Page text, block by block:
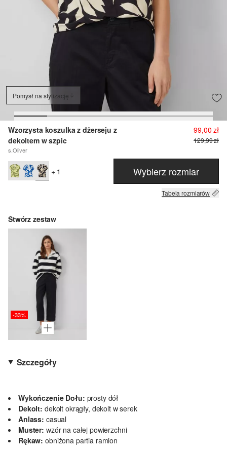
Pomysł na stylizację
Wzorzysta koszulka z dżerseju z
dekoltem w szpic
s.Oliver
99,00 zł
129,99 zł
+ 1 Wybierz rozmiar
Tabela rozmiarów
Stwórz zestaw
-33%
Szczegóły
Wykończenie Dołu: prosty dół
Dekolt: dekolt okrągły, dekolt w serek
Anlass: casual
Muster: wzór na całej powierzchni
Rękaw: obniżona partia ramion